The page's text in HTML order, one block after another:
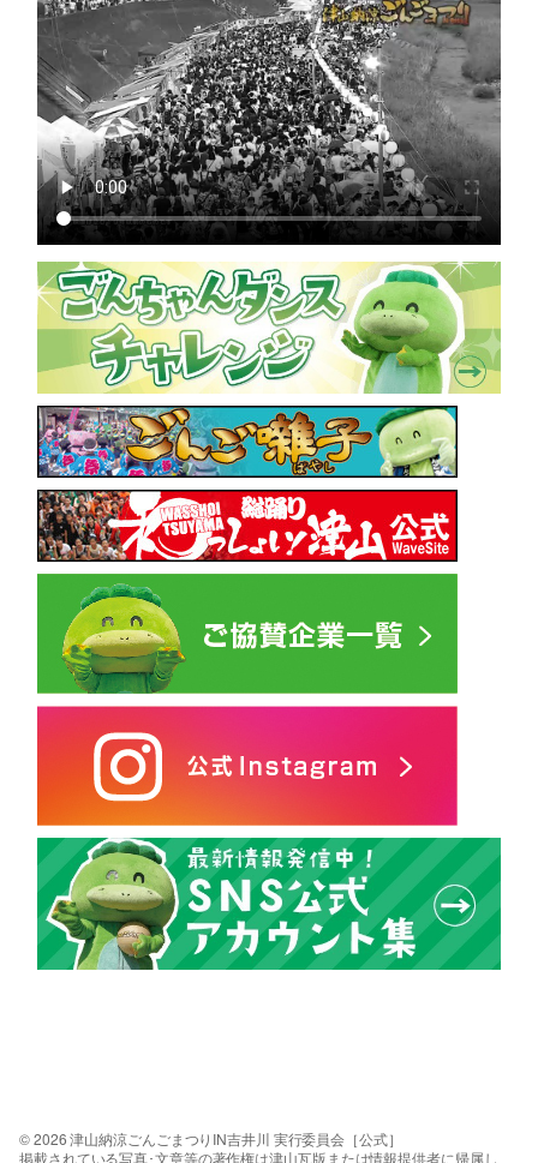
© 2026 津山納涼ごんごまつりIN吉井川 実行委員会［公式］
掲載されている写真･文章等の著作権は津山瓦版または情報提供者に帰属し、